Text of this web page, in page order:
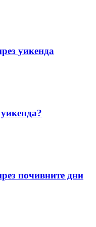
уикенда
почивните дни